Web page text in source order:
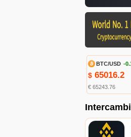
BTC/USD -
$ 65016.2
€ 65243.76